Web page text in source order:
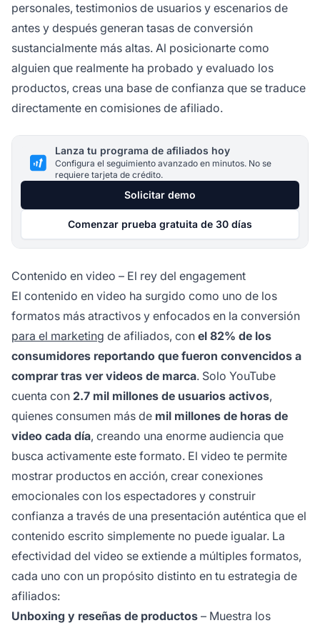
personales, testimonios de usuarios y escenarios de
antes y después generan tasas de conversión
sustancialmente más altas. Al posicionarte como
alguien que realmente ha probado y evaluado los
productos, creas una base de confianza que se traduce
directamente en comisiones de afiliado.
Lanza tu programa de afiliados hoy
Configura el seguimiento avanzado en minutos. No se
requiere tarjeta de crédito.
Solicitar demo
Comenzar prueba gratuita de 30 días
Contenido en video – El rey del engagement
El contenido en video ha surgido como uno de los
formatos más atractivos y enfocados en la conversión
para el marketing de afiliados, con el 82% de los
consumidores reportando que fueron convencidos a
comprar tras ver videos de marca. Solo YouTube
cuenta con 2.7 mil millones de usuarios activos,
quienes consumen más de mil millones de horas de
video cada día, creando una enorme audiencia que
busca activamente este formato. El video te permite
mostrar productos en acción, crear conexiones
emocionales con los espectadores y construir
confianza a través de una presentación auténtica que el
contenido escrito simplemente no puede igualar. La
efectividad del video se extiende a múltiples formatos,
cada uno con un propósito distinto en tu estrategia de
afiliados:
Unboxing y reseñas de productos – Muestra los